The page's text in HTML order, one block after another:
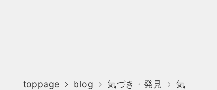
toppage blog 気づき・発見
気